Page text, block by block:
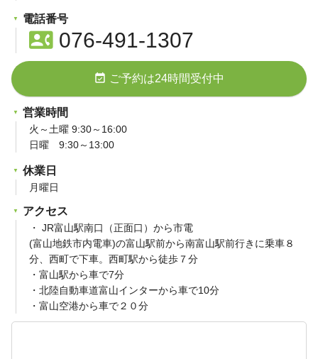
電話番号
contact_phone076-491-1307
event_available ご予約は24時間受付中
営業時間
火～土曜 9:30～16:00
日曜 9:30～13:00
休業日
月曜日
アクセス
・ JR富山駅南口（正面口）から市電
(富山地鉄市内電車)の富山駅前から南富山駅前行きに乗車８
分、西町で下車。西町駅から徒歩７分
・富山駅から車で7分
・北陸自動車道富山インターから車で10分
・富山空港から車で２０分